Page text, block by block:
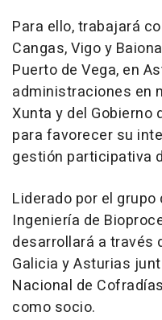
Para ello, trabajará
Cangas, Vigo y
Puerto de Vega, en
administraciones en
Xunta y del Gobierno
para favorecer su
gestión participativa
Liderado por el
Ingeniería de
desarrollará a través
Galicia y Asturias
Nacional de
como socio.